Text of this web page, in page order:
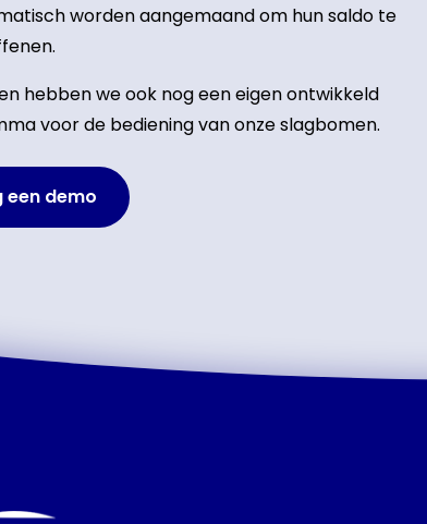
worden aangemaand om hun saldo te
hebben we ook nog een eigen ontwikkeld
voor de bediening van onze slagbomen.
een demo